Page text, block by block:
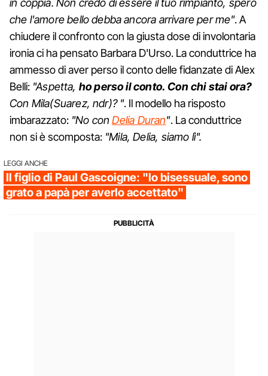
in coppia. Non credo di essere il tuo rimpianto, spero
che l'amore bello debba ancora arrivare per me". A
chiudere il confronto con la giusta dose di involontaria
ironia ci ha pensato Barbara D'Urso. La conduttrice ha
ammesso di aver perso il conto delle fidanzate di Alex
Belli: "Aspetta, ho perso il conto. Con chi stai ora?
Con Mila(Suarez, ndr)? ". Il modello ha risposto
imbarazzato: "No conDelia Duran". La conduttrice
non si è scomposta: "Mila, Delia, siamo lì".
LEGGI ANCHE
Il figlio di Paul Gascoigne: "Io bisessuale, sono
grato a papà per averlo accettato"